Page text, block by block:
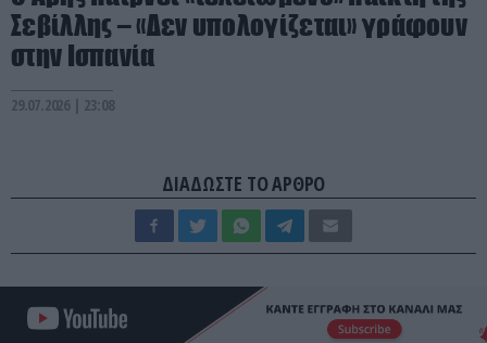
Σεβίλλης – «Δεν υπολογίζεται» γράφουν
στην Ισπανία
29.07.2026 | 23:08
ΔΙΑΔΩΣΤΕ ΤΟ ΑΡΘΡΟ